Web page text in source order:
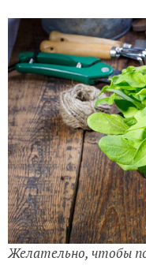
Желательно, чтобы